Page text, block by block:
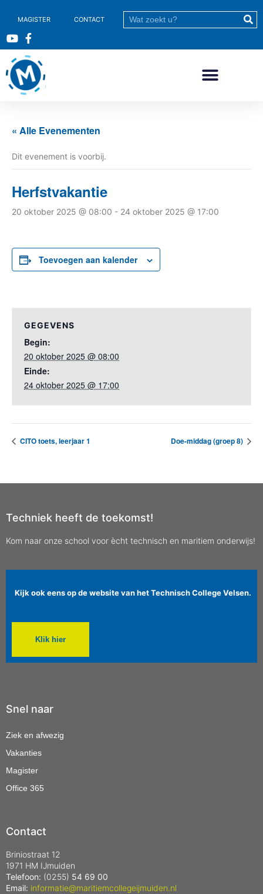
MAGISTER CONTACT
« Alle Evenementen
Dit evenement is voorbij.
Herfstvakantie
20 oktober 2025 @ 08:00 - 24 oktober 2025 @ 17:00
Toevoegen aan kalender
GEGEVENS
Begin:
20 oktober 2025 @ 08:00
Einde:
24 oktober 2025 @ 17:00
CITO toets, leerjaar 1 Doe-middag (groep 8)
Techniek heeft de toekomst!
Kom naar onze school voor ècht technisch en maritiem onderwijs!
Kijk ook eens op de website van het Technisch College Velsen.
Klik hier
Snel naar
Ziek en afwezig
Vakanties
Magister
Office 365
Contact
Briniostraat 12
1971 HM IJmuiden
Telefoon: (0255) 54 69 00
Email: informatie@maritiemcollegeijmuiden.nl